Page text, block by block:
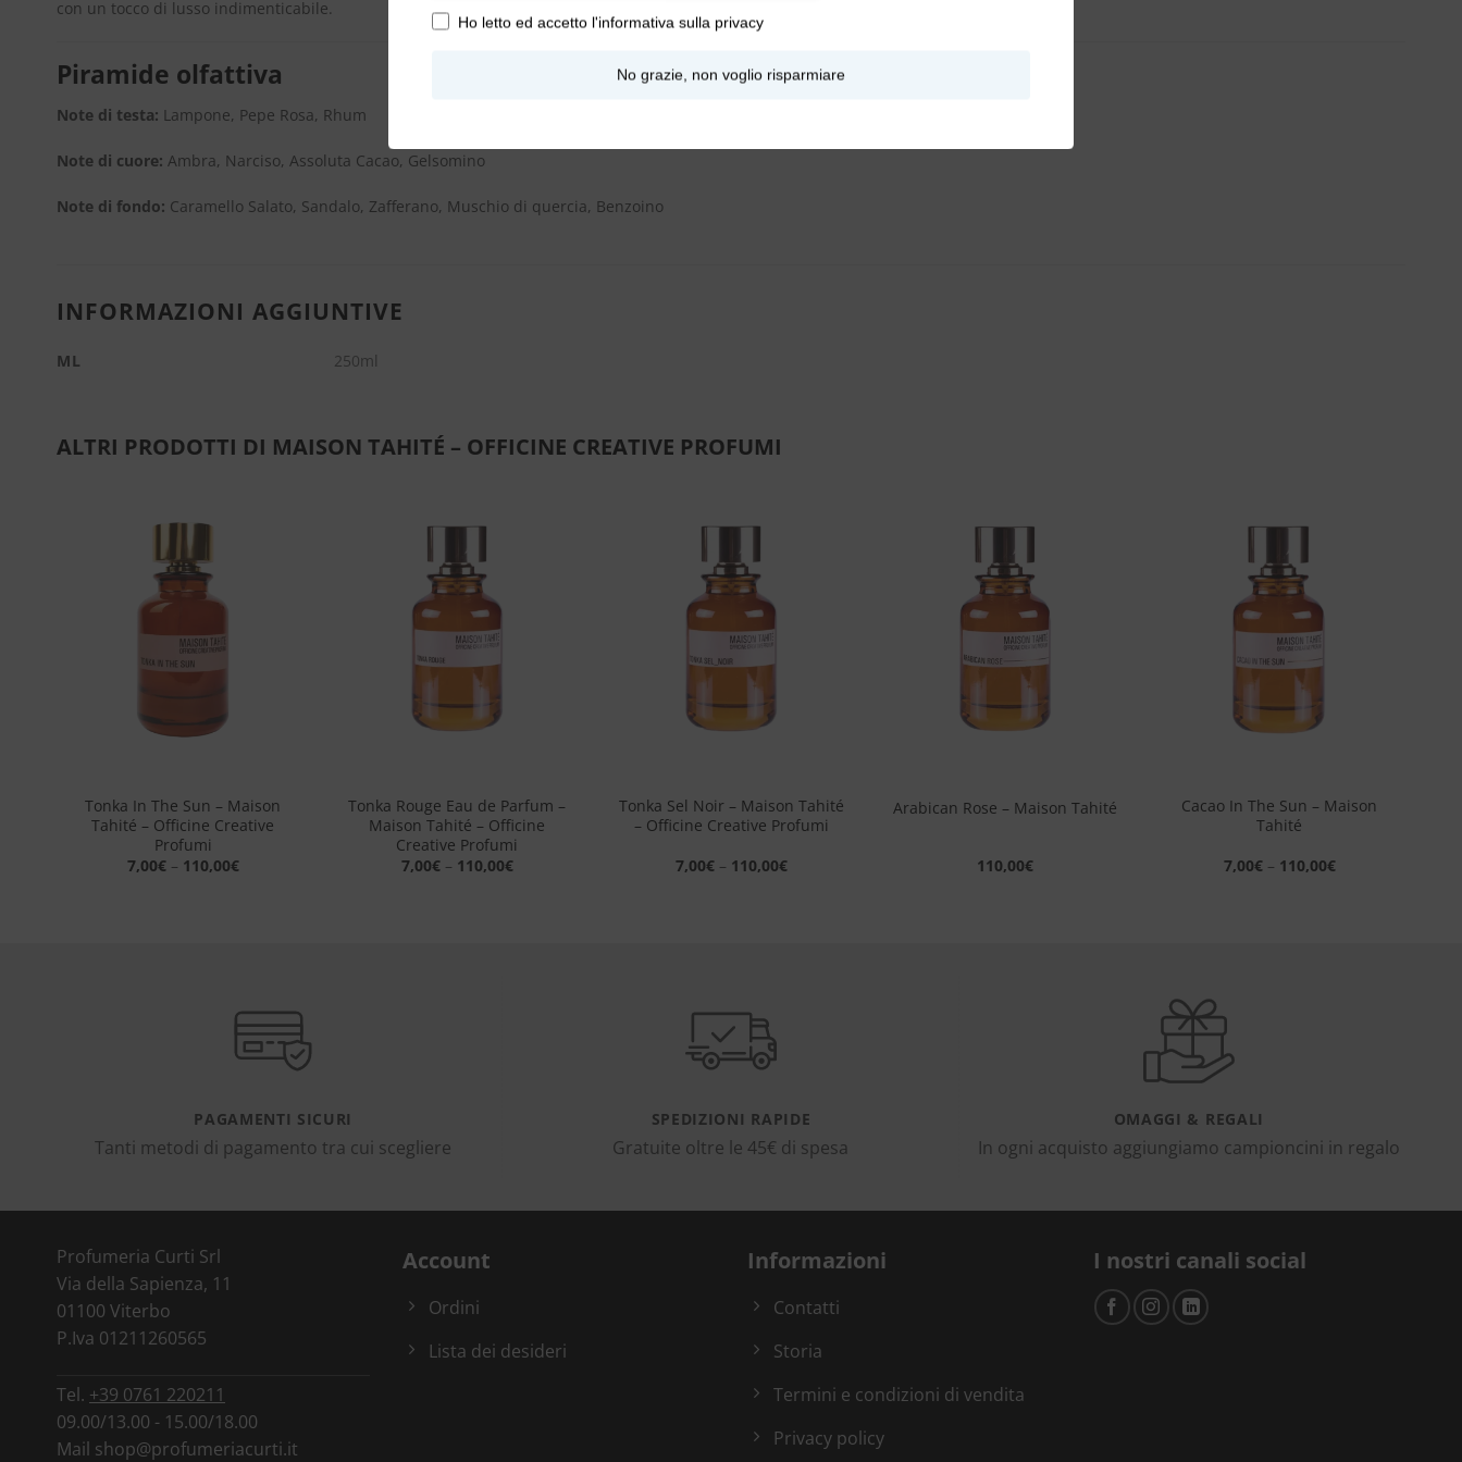
con un tocco di lusso indimenticabile.
Piramide olfattiva
Note di testa: Lampone, Pepe Rosa, Rhum
Note di cuore: Ambra, Narciso, Assoluta Cacao, Gelsomino
Note di fondo: Caramello Salato, Sandalo, Zafferano, Muschio di quercia, Benzoino
INFORMAZIONI AGGIUNTIVE
ML 250ml
ALTRI PRODOTTI DI MAISON TAHITÉ – OFFICINE CREATIVE PROFUMI
Tonka In The Sun – Maison
Tahité – Officine Creative
Profumi
7,00€– 110,00€
Tonka Rouge Eau de Parfum –
Maison Tahité – Officine
Creative Profumi
7,00€– 110,00€
Tonka Sel Noir – Maison Tahité
– Officine Creative Profumi
7,00€– 110,00€
Arabican Rose – Maison Tahité
110,00€
Cacao In The Sun – Maison
Tahité
7,00€– 110,00€
PAGAMENTI SICURI
Tanti metodi di pagamento tra cui scegliere
SPEDIZIONI RAPIDE
Gratuite oltre le 45€ di spesa
OMAGGI & REGALI
In ogni acquisto aggiungiamo campioncini in regalo
Profumeria Curti Srl
Via della Sapienza, 11
01100 Viterbo
P.Iva 01211260565
Tel. +39 0761 220211
09.00/13.00 - 15.00/18.00
Mail shop@profumeriacurti.it
Account
Ordini
Lista dei desideri
Informazioni
Contatti
Storia
Termini e condizioni di vendita
Privacy policy
I nostri canali social
Ho letto ed accetto l'informativa sulla privacy
No grazie, non voglio risparmiare